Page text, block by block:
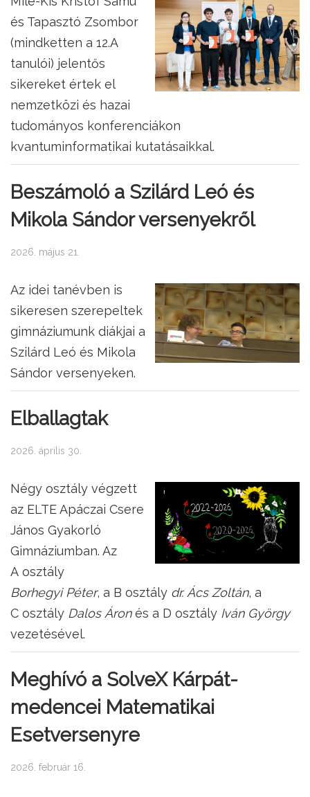
és Tapasztó Zsombor
(mindketten a 12.A
tanulói) jelentős
sikereket értek el
nemzetközi és hazai
tudományos konferenciákon
kvantuminformatikai kutatásaikkal.
Beszámoló a Szilárd Leó és
Mikola Sándor versenyekről
2026. május 21.
Az idei tanévben is
sikeresen szerepeltek
gimnáziumunk diákjai a
Szilárd Leó és Mikola
Sándor versenyeken.
Elballagtak
2026. április 30.
Négy osztály végzett
az ELTE Apáczai Csere
János Gyakorló
Gimnáziumban. Az
A osztály
Borhegyi Péter, a B osztály dr. Ács Zoltán, a
C osztály Dalos Áronés a D osztály Iván György
vezetésével.
Meghívó a SolveX Kárpát-
medencei Matematikai
Esetversenyre
2026. február 16.